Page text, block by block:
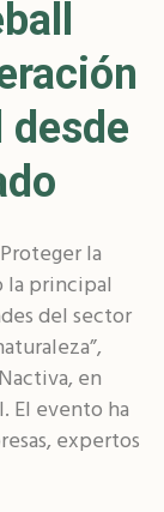
la
la principal
del sector
en
El evento ha
expertos